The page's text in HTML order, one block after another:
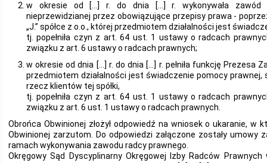
w okresie od […] r. do dnia […] r. wykonywała zawód
nieprzewidzianej przez obowiązujące przepisy prawa -
„J.” spółce z o.o., której przedmiotem działalności jest
tj. popełniła czyn z art. 64 ust. 1 ustawy o radcach
związku z art. 6 ustawy o radcach prawnych;
w okresie od dnia […] r. do dnia […] r. pełniła funkcję Prezesa
przedmiotem działalności jest świadczenie pomocy
rzecz klientów tej spółki,
tj. popełniła czyn z art. 64 ust. 1 ustawy o radcach
związku z art. 6 ust. 1 ustawy o radcach prawnych.
Obrońca Obwinionej złożył odpowiedź na wniosek o ukaranie, w
Obwinionej zarzutom. Do odpowiedzi załączone zostały umowy
ramach wykonywania zawodu radcy prawnego.
Okręgowy Sąd Dyscyplinarny Okręgowej Izby Radców Prawnych